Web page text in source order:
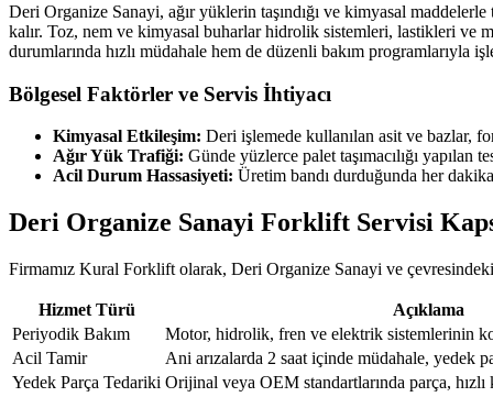
Deri Organize Sanayi, ağır yüklerin taşındığı ve kimyasal
kalır. Toz, nem ve kimyasal buharlar hidrolik sistemleri, lastikleri ve
durumlarında hızlı müdahale hem de düzenli bakım programlarıyla
Bölgesel Faktörler ve Servis İhtiyacı
Kimyasal Etkileşim: Deri işlemede kullanılan asit ve bazlar,
Ağır Yük Trafiği: Günde yüzlerce palet taşımacılığı yapılan
Acil Durum Hassasiyeti: Üretim bandı durduğunda her
Deri Organize Sanayi Forklift Servisi
Firmamız Kural Forklift olarak, Deri Organize Sanayi ve
Hizmet Türü
Açıklama
Periyodik Bakım
Motor, hidrolik, fren ve elektrik sistemlerinin
Acil Tamir
Ani arızalarda 2 saat içinde müdahale, yedek
Yedek Parça Tedariki Orijinal veya OEM standartlarında parça,